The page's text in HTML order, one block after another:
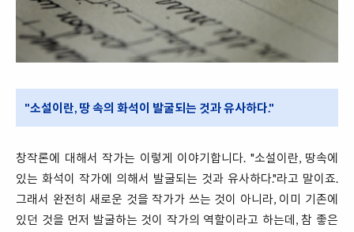
"소설이란, 땅 속의 화석이 발굴되는 것과 유사하다."
창작론에 대해서 작가는 이렇게 이야기합니다. "소설이란, 땅속에
있는 화석이 작가에 의해서 발굴되는 것과 유사하다."라고 말이죠.
그래서 완전히 새로운 것을 작가가 쓰는 것이 아니라, 이미 기존에
있던 것을 먼저 발굴하는 것이 작가의 역할이라고 하는데, 참 좋은